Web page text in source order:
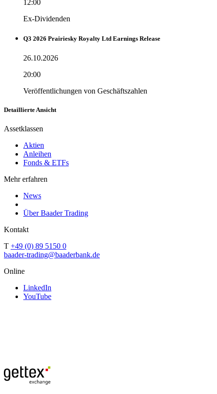
12:00
Ex-Dividenden
Q3 2026 Prairiesky Royalty Ltd Earnings Release
26.10.2026
20:00
Veröffentlichungen von Geschäftszahlen
Detaillierte Ansicht
Assetklassen
Aktien
Anleihen
Fonds & ETFs
Mehr erfahren
News
Über Baader Trading
Kontakt
T +49 (0) 89 5150 0
baader-trading@baaderbank.de
Online
LinkedIn
YouTube